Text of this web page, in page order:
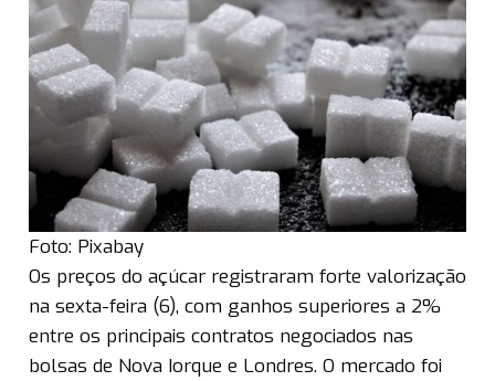
Foto: Pixabay
Os preços do açúcar registraram forte valorização
na sexta-feira (6), com ganhos superiores a 2%
entre os principais contratos negociados nas
bolsas de Nova Iorque e Londres. O mercado foi